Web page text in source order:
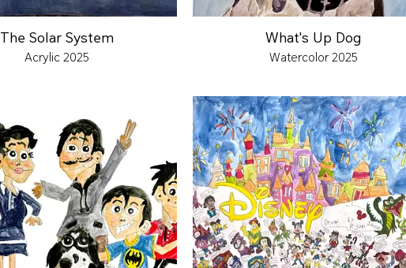
The Solar System
Acrylic 2025
What's Up Dog
Watercolor 2025